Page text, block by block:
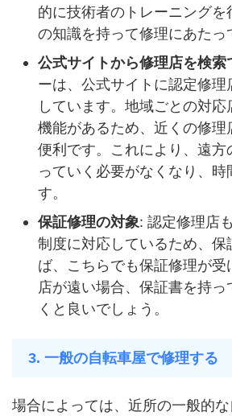
的に技術者のトレーニング
の知識を持って修理にあたっ
公式サイトから修理店を検索
ーは、公式サイトに認定修理
しています。地域ごとの対
機能があるため、近くの修理
便利です。これにより、遠方
っていく必要がなくなり、時
す。
保証修理の対象: 認定修理店
制度に対応しているため、保
ば、こちらでも保証修理が受
店が遠い場合、保証書を持
くと良いでしょう。
3. 一般の自転車屋で修理する
場合によっては、近所の一般的